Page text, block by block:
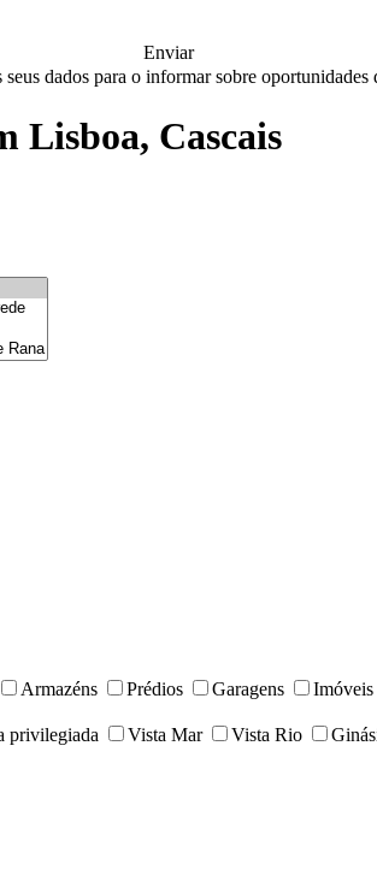
Enviar
dados para o informar sobre
Lisboa, Cascais
Armazéns Prédios Garagens
privilegiada Vista Mar Vista Rio